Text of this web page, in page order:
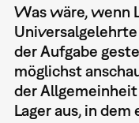
Was wäre, wenn
der Aufgabe
möglichst
der
Lager aus, in